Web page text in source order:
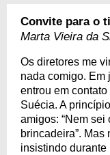
Convite para o
Marta Vieira da
Os diretores me
nada comigo. Em
entrou em
Suécia. A
amigos: “Nem
brincadeira”.
insistindo durante